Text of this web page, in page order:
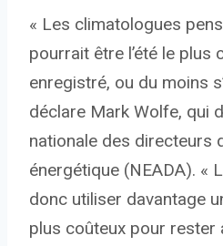
« Les climatologues
pourrait être l’été le plus
enregistré, ou du moins
déclare Mark Wolfe, qui
nationale des directeurs
énergétique (NEADA). «
donc utiliser davantage
plus coûteux pour rester